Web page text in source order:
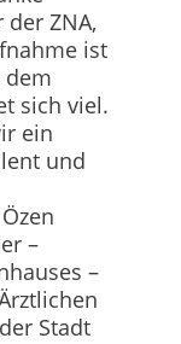
ZNA,
ist
sich viel.
ein
und
–
–
Stadt